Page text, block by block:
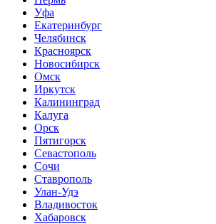
Уфа
Екатеринбург
Челябинск
Красноярск
Новосибирск
Омск
Иркутск
Калининград
Калуга
Орск
Пятигорск
Севастополь
Сочи
Ставрополь
Улан-Удэ
Владивосток
Хабаровск